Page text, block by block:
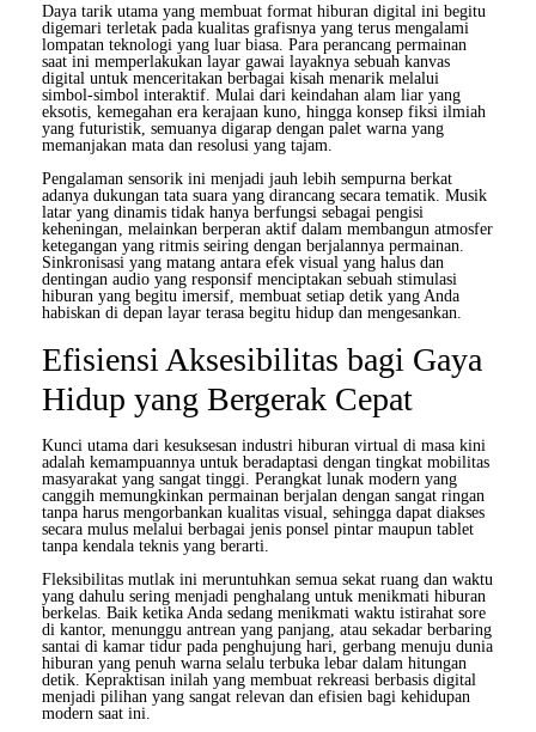
Daya tarik utama yang membuat format hiburan digital ini begitu
digemari terletak pada kualitas grafisnya yang terus mengalami
lompatan teknologi yang luar biasa. Para perancang permainan
saat ini memperlakukan layar gawai layaknya sebuah kanvas
digital untuk menceritakan berbagai kisah menarik melalui
simbol-simbol interaktif. Mulai dari keindahan alam liar yang
eksotis, kemegahan era kerajaan kuno, hingga konsep fiksi ilmiah
yang futuristik, semuanya digarap dengan palet warna yang
memanjakan mata dan resolusi yang tajam.
Pengalaman sensorik ini menjadi jauh lebih sempurna berkat
adanya dukungan tata suara yang dirancang secara tematik. Musik
latar yang dinamis tidak hanya berfungsi sebagai pengisi
keheningan, melainkan berperan aktif dalam membangun atmosfer
ketegangan yang ritmis seiring dengan berjalannya permainan.
Sinkronisasi yang matang antara efek visual yang halus dan
dentingan audio yang responsif menciptakan sebuah stimulasi
hiburan yang begitu imersif, membuat setiap detik yang Anda
habiskan di depan layar terasa begitu hidup dan mengesankan.
Efisiensi Aksesibilitas bagi Gaya
Hidup yang Bergerak Cepat
Kunci utama dari kesuksesan industri hiburan virtual di masa kini
adalah kemampuannya untuk beradaptasi dengan tingkat mobilitas
masyarakat yang sangat tinggi. Perangkat lunak modern yang
canggih memungkinkan permainan berjalan dengan sangat ringan
tanpa harus mengorbankan kualitas visual, sehingga dapat diakses
secara mulus melalui berbagai jenis ponsel pintar maupun tablet
tanpa kendala teknis yang berarti.
Fleksibilitas mutlak ini meruntuhkan semua sekat ruang dan waktu
yang dahulu sering menjadi penghalang untuk menikmati hiburan
berkelas. Baik ketika Anda sedang menikmati waktu istirahat sore
di kantor, menunggu antrean yang panjang, atau sekadar berbaring
santai di kamar tidur pada penghujung hari, gerbang menuju dunia
hiburan yang penuh warna selalu terbuka lebar dalam hitungan
detik. Kepraktisan inilah yang membuat rekreasi berbasis digital
menjadi pilihan yang sangat relevan dan efisien bagi kehidupan
modern saat ini.